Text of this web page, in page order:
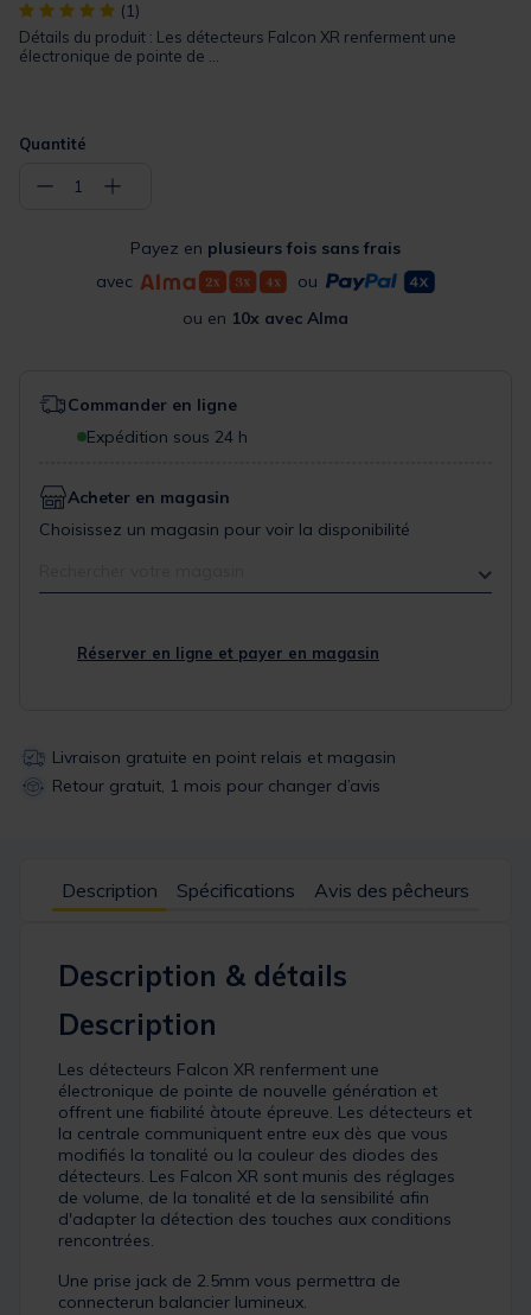
[object Object] out of 5 Customer Rating
(1)
Détails du produit : Les détecteurs Falcon XR renferment une
électronique de pointe de ...
Quantité
− 1 +
Payez en plusieurs fois sans frais
avec
ou
ou en 10x avec Alma
Commander en ligne
Expédition sous 24 h
Acheter en magasin
Choisissez un magasin pour voir la disponibilité
Réserver en ligne et payer en magasin
Livraison gratuite en point relais et magasin
Retour gratuit, 1 mois pour changer d’avis
Description Spécifications Avis des pêcheurs
Description & détails
Description
Les détecteurs Falcon XR renferment une
électronique de pointe de nouvelle génération et
offrent une fiabilité àtoute épreuve. Les détecteurs et
la centrale communiquent entre eux dès que vous
modifiés la tonalité ou la couleur des diodes des
détecteurs. Les Falcon XR sont munis des réglages
de volume, de la tonalité et de la sensibilité afin
d'adapter la détection des touches aux conditions
rencontrées.
Une prise jack de 2.5mm vous permettra de
connecterun balancier lumineux.